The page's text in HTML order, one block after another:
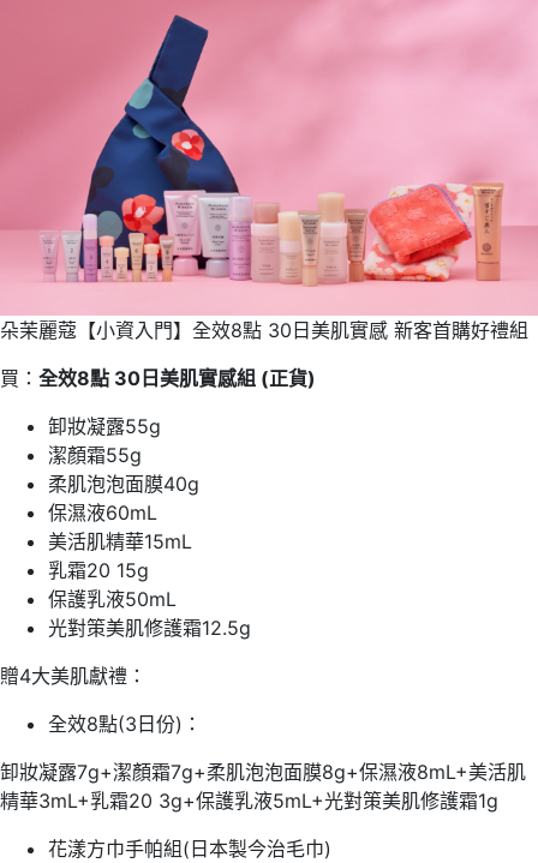
朵茉麗蔻【小資入門】全效8點 30日美肌實感 新客首購好禮組
買： 全效8點 30日美肌實感組 (正貨)
卸妝凝露55g
潔顏霜55g
柔肌泡泡面膜40g
保濕液60mL
美活肌精華15mL
乳霜20 15g
保護乳液50mL
光對策美肌修護霜12.5g
贈4大美肌獻禮：
全效8點(3日份)：
卸妝凝露7g+潔顏霜7g+柔肌泡泡面膜8g+保濕液8mL+美活肌
精華3mL+乳霜20 3g+保護乳液5mL+光對策美肌修護霜1g
花漾方巾手帕組(日本製今治毛巾)